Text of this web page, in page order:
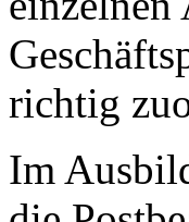
richtig
Im